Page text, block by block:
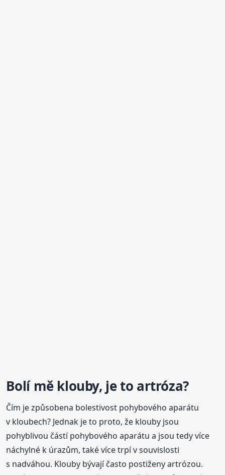
Bolí mě klouby, je to artróza?
Čím je způsobena bolestivost pohybového aparátu
v kloubech? Jednak je to proto, že klouby jsou
pohyblivou částí pohybového aparátu a jsou tedy více
náchylné k úrazům, také více trpí v souvislosti
s nadváhou. Klouby bývají často postiženy artrózou.